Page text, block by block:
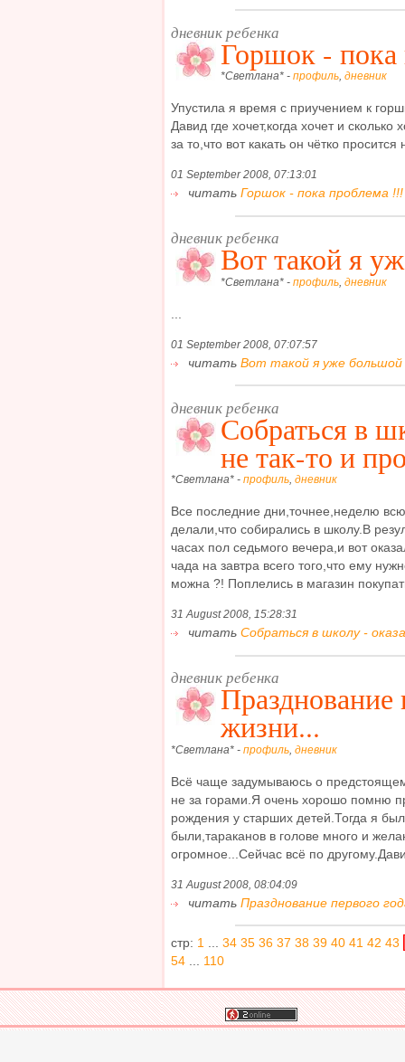
дневник ребенка
Горшок -
*Светлана* - профиль, дневник
Упустила я время с приучением к
Давид где хочет,когда хочет и
за то,что вот какать он чётко
01 September 2008, 07:13:01
читать Горшок - пока проблема
дневник ребенка
Вот такой я
*Светлана* - профиль, дневник
01 September 2008, 07:07:57
читать Вот такой я уже большой
дневник ребенка
Собраться в
не так-то и
*Светлана* - профиль, дневник
Все последние дни,точнее,неделю
делали,что собирались в школу.В
часах пол седьмого вечера,и вот
чада на завтра всего того,что ему
можна ?! Поплелись в магазин
31 August 2008, 15:28:31
читать Собраться в школу -
дневник ребенка
Празднование
жизни...
*Светлана* - профиль, дневник
Всё чаще задумываюсь о
не за горами.Я очень хорошо помню
рождения у старших детей.Тогда я
были,тараканов в голове много и
огромное...Сейчас всё по
31 August 2008, 08:04:09
читать Празднование первого
стр: 1 34 35 36 37 38 39 40 41 42 43
54
110